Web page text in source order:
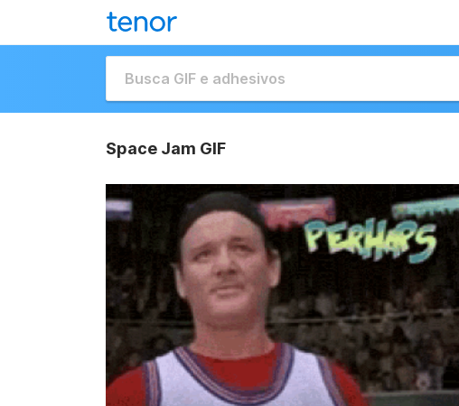
Space Jam GIF